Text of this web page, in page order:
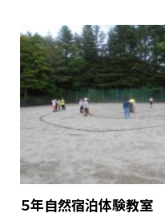
５年自然宿泊体験教室